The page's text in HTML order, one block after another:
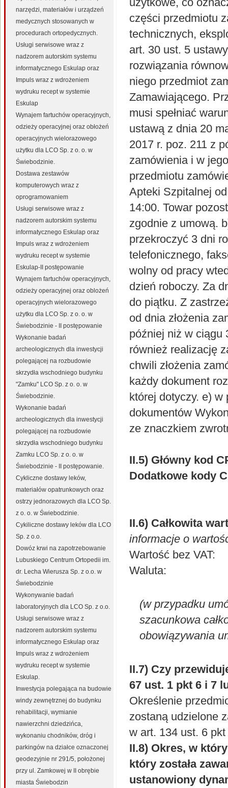
części przedmiotu
technicznych,
art. 30 ust. 5
rozwiązania
niego przedmiot
Zamawiającego.
musi spełniać
ustawą z dnia 20
2017 r. poz. 211 z
zamówienia i w
przedmiotu
Apteki Szpitalnej
14:00. Towar
zgodnie z umową.
przekroczyć 3 dni
telefonicznego,
wolny od pracy
dzień roboczy. Za
do piątku. Z
od dnia złożenia
później niż w ciągu
również realizację
chwili złożenia
każdy dokument
której dotyczy. e) w
dokumentów
ze znaczkiem
II.5) Główny kod
Dodatkowe kody
II.6) Całkowita
informacje o
Wartość bez VAT:
Waluta:
(w przypadku
szacunkowa
obowiązywania
II.7) Czy
67 ust. 1 pkt 6 i 7
Określenie
zostaną udzielone
w art. 134 ust. 6
II.8) Okres, w
który została
ustanowiony
narzędzi, materiałów i urządzeń
medycznych stosowanych w
procedurach ortopedycznych.
Usługi serwisowe wraz z
nadzorem autorskim systemu
informatycznego Eskulap oraz
Impuls wraz z wdrożeniem
wydruku recept w systemie
Eskulap
Wynajem fartuchów operacyjnych,
odzieży operacyjnej oraz obłożeń
operacyjnych wielorazowego
użytku dla LCO Sp. z o. o. w
Świebodzinie.
Dostawa zestawów
komputerowych wraz z
oprogramowaniem
Usługi serwisowe wraz z
nadzorem autorskim systemu
informatycznego Eskulap oraz
Impuls wraz z wdrożeniem
wydruku recept w systemie
Eskulap-II postępowanie
Wynajem fartuchów operacyjnych,
odzieży operacyjnej oraz oblożeń
operacyjnych wielorazowego
użytku dla LCO Sp. z o. o. w
Świebodzinie - II postępowanie
Wykonanie badań
archeologicznych dla inwestycji
polegającej na rozbudowie
skrzydła wschodniego budynku
"Zamku" LCO Sp. z o. o. w
Świebodzinie.
Wykonanie badań
archeologicznych dla inwestycji
polegającej na rozbudowie
skrzydła wschodniego budynku
Zamku LCO Sp. z o. o. w
Świebodzinie - II postępowanie.
Cykliczne dostawy leków,
materiałów opatrunkowych oraz
ostrzy jednorazowych dla LCO Sp.
z o. o. w Świebodzinie.
Cykiliczne dostawy leków dla LCO
Sp. z o.o.
Dowóz krwi na zapotrzebowanie
Lubuskiego Centrum Ortopedii im.
dr. Lecha Wierusza Sp. z o.o. w
Świebodzinie
Wykonywanie badań
laboratoryjnych dla LCO Sp. z o.o.
Usługi serwisowe wraz z
nadzorem autorskim systemu
informatycznego Eskulap oraz
Impuls wraz z wdrożeniem
wydruku recept w systemie
Eskulap.
Inwestycja polegająca na budowie
windy zewnętrznej do budynku
rehabilitacji, wymianie
nawierzchni dziedzińca,
wykonaniu chodników, dróg i
parkingów na działce oznaczonej
geodezyjnie nr 291/5, położonej
przy ul. Zamkowej w II obrębie
miasta Świebodzin